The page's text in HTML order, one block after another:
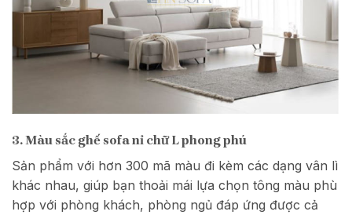
3. Màu sắc ghế sofa nỉ chữ L phong phú
Sản phẩm với hơn 300 mã màu đi kèm các dạng vân lì
khác nhau, giúp bạn thoải mái lựa chọn tông màu phù
hợp với phòng khách, phòng ngủ đáp ứng được cả